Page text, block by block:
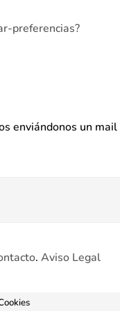
preferencias?
enviándonos un mail
. Aviso Legal